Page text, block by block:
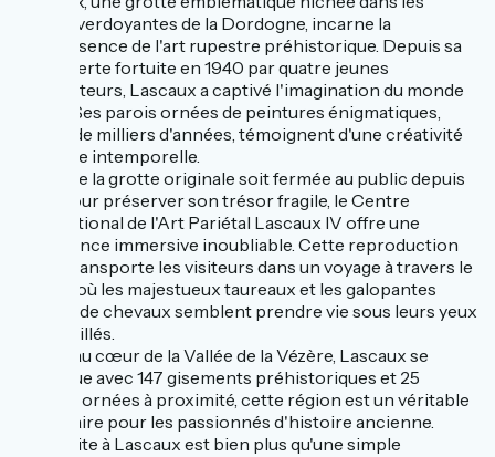
vallées verdoyantes de la Dordogne, incarne la
quintessence de l'art rupestre préhistorique. Depuis sa
découverte fortuite en 1940 par quatre jeunes
explorateurs, Lascaux a captivé l'imagination du monde
entier. Ses parois ornées de peintures énigmatiques,
datant de milliers d'années, témoignent d'une créativité
humaine intemporelle.
Bien que la grotte originale soit fermée au public depuis
1963 pour préserver son trésor fragile, le Centre
International de l'Art Pariétal Lascaux IV offre une
expérience immersive inoubliable. Cette reproduction
fidèle transporte les visiteurs dans un voyage à travers le
temps, où les majestueux taureaux et les galopantes
hordes de chevaux semblent prendre vie sous leurs yeux
émerveillés.
Située au cœur de la Vallée de la Vézère, Lascaux se
distingue avec 147 gisements préhistoriques et 25
grottes ornées à proximité, cette région est un véritable
sanctuaire pour les passionnés d'histoire ancienne.
Une visite à Lascaux est bien plus qu'une simple